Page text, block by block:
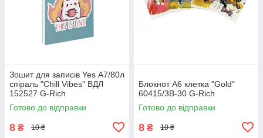
Зошит для записів Yes А7/80л
спіраль "Chill Vibes" ВДЛ
152527 G-Rich
Готово до відправки
8 ₴ 10 ₴
Блокнот А6 клетка "Gold"
60415/3В-30 G-Rich
Готово до відправки
8 ₴ 10 ₴